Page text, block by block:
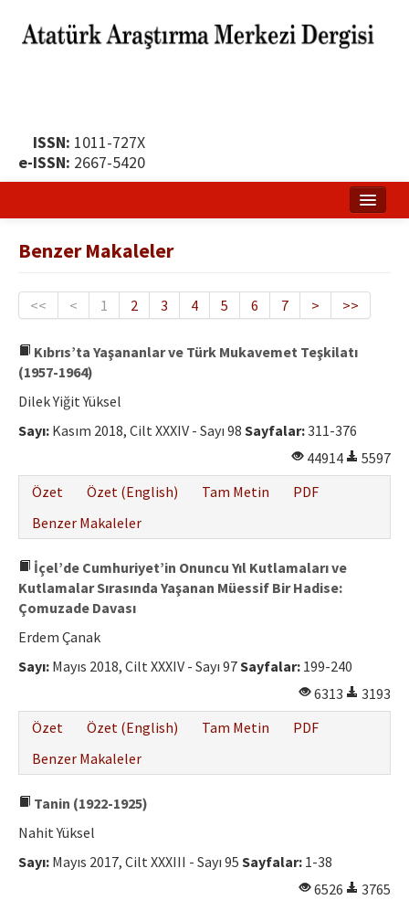
ISSN: 1011-727X
e-ISSN: 2667-5420
Yayın Politikası
Yayın İlkeleri
Etik İlkeler
Hakem Rehberi
İletişim
Benzer Makaleler
<< < 1 2 3 4 5 6 7 > >>
Kıbrıs’ta Yaşananlar ve Türk Mukavemet Teşkilatı
(1957-1964)
Dilek Yiğit Yüksel
Sayı: Kasım 2018, Cilt XXXIV - Sayı 98 Sayfalar:311-376
44914
5597
Özet
Özet (English) Tam Metin
PDF
Benzer Makaleler
İçel’de Cumhuriyet’in Onuncu Yıl Kutlamaları ve
Kutlamalar Sırasında Yaşanan Müessif Bir Hadise:
Çomuzade Davası
Erdem Çanak
Sayı: Mayıs 2018, Cilt XXXIV - Sayı 97Sayfalar: 199-240
6313
3193
Özet
Özet (English) Tam Metin
PDF
Benzer Makaleler
Tanin (1922-1925)
Nahit Yüksel
Sayı: Mayıs 2017, Cilt XXXIII - Sayı 95 Sayfalar: 1-38
6526
3765